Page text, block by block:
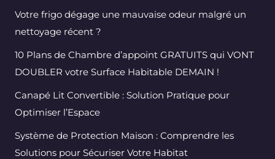
Votre frigo dégage une mauvaise odeur malgré un
nettoyage récent ?
10 Plans de Chambre d’appoint GRATUITS qui VONT
DOUBLER votre Surface Habitable DEMAIN !
Canapé Lit Convertible : Solution Pratique pour
Optimiser l’Espace
Système de Protection Maison : Comprendre les
Solutions pour Sécuriser Votre Habitat